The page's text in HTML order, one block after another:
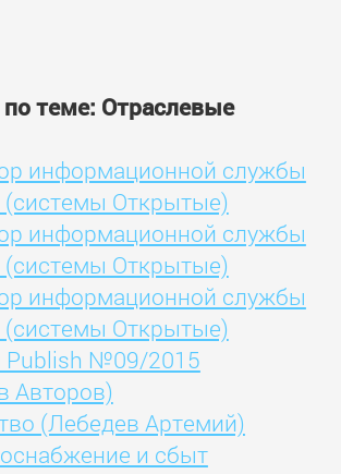
теме: Отраслевые
информационной службы
Открытые)
информационной службы
Открытые)
информационной службы
Открытые)
Publish №09/2015
Авторов)
(Лебедев Артемий)
и сбыт